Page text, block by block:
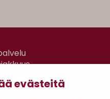
evästeitä
Café